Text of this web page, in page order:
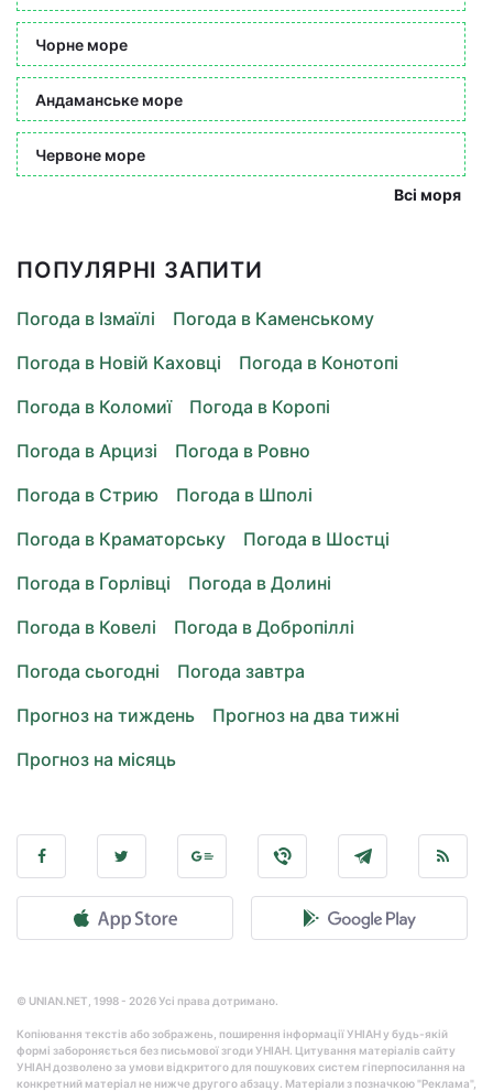
Чорне море
Андаманське море
Червоне море
Всі моря
ПОПУЛЯРНІ ЗАПИТИ
Погода в Ізмаїлі
Погода в Каменському
Погода в Новій Каховці
Погода в Конотопі
Погода в Коломиї
Погода в Коропі
Погода в Арцизі
Погода в Ровно
Погода в Стрию
Погода в Шполі
Погода в Краматорську
Погода в Шостці
Погода в Горлівці
Погода в Долині
Погода в Ковелі
Погода в Добропіллі
Погода сьогодні
Погода завтра
Прогноз на тиждень
Прогноз на два тижні
Прогноз на місяць
© UNIAN.NET, 1998 - 2026 Усі права дотримано.
Копіювання текстів або зображень, поширення інформації УНІАН у будь-якій
формі забороняється без письмової згоди УНІАН. Цитування матеріалів сайту
УНІАН дозволено за умови відкритого для пошукових систем гіперпосилання на
конкретний матеріал не нижче другого абзацу. Матеріали з позначкою "Реклама",